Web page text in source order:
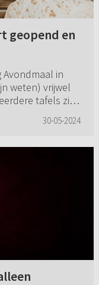
geopend en
in
weten) vrijwel
tafels zijn
30-05-2024